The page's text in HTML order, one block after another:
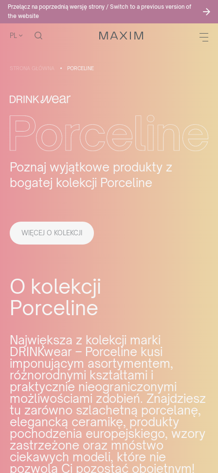
Przełącz na poprzednią wersję strony / Switch to a previous version of
the website
PL
STRONA GŁÓWNA PORCELINE
Poznaj wyjątkowe produkty z
bogatej kolekcji Porceline
WIĘCEJ O KOLEKCJI
O kolekcji
Porceline
Największa z kolekcji marki
DRINKwear – Porceline kusi
imponującym asortymentem,
różnorodnymi kształtami i
praktycznie nieograniczonymi
możliwościami zdobień. Znajdziesz
tu zarówno szlachetną porcelanę,
elegancką ceramikę, produkty
pochodzenia europejskiego, wzory
zastrzeżone oraz mnóstwo
ciekawych modeli, które nie
pozwolą Ci pozostać obojętnym!